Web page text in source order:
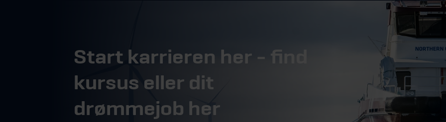
Start karrieren her - find
kursus eller dit
drømmejob her